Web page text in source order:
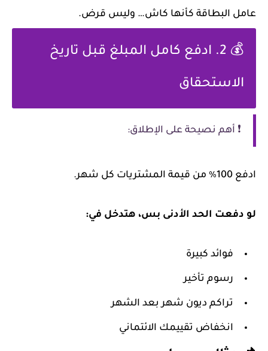
عامل البطاقة كأنها كاش… وليس قرض.
💰 2. ادفع كامل المبلغ قبل تاريخ
الاستحقاق
❗ أهم نصيحة على الإطلاق:
ادفع 100٪ من قيمة المشتريات كل شهر.
لو دفعت الحد الأدنى بس، هتدخل في:
فوائد كبيرة
رسوم تأخير
تراكم ديون شهر بعد الشهر
انخفاض تقييمك الائتماني